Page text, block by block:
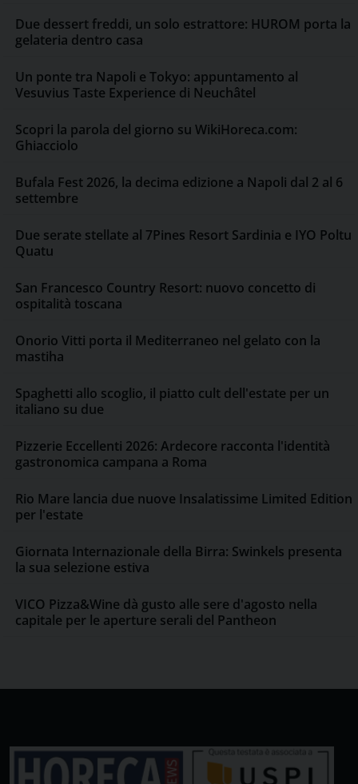
Due dessert freddi, un solo estrattore: HUROM porta la
gelateria dentro casa
Un ponte tra Napoli e Tokyo: appuntamento al
Vesuvius Taste Experience di Neuchâtel
Scopri la parola del giorno su WikiHoreca.com:
Ghiacciolo
Bufala Fest 2026, la decima edizione a Napoli dal 2 al 6
settembre
Due serate stellate al 7Pines Resort Sardinia e IYO Poltu
Quatu
San Francesco Country Resort: nuovo concetto di
ospitalità toscana
Onorio Vitti porta il Mediterraneo nel gelato con la
mastiha
Spaghetti allo scoglio, il piatto cult dell'estate per un
italiano su due
Pizzerie Eccellenti 2026: Ardecore racconta l'identità
gastronomica campana a Roma
Rio Mare lancia due nuove Insalatissime Limited Edition
per l'estate
Giornata Internazionale della Birra: Swinkels presenta
la sua selezione estiva
VICO Pizza&Wine dà gusto alle sere d'agosto nella
capitale per le aperture serali del Pantheon